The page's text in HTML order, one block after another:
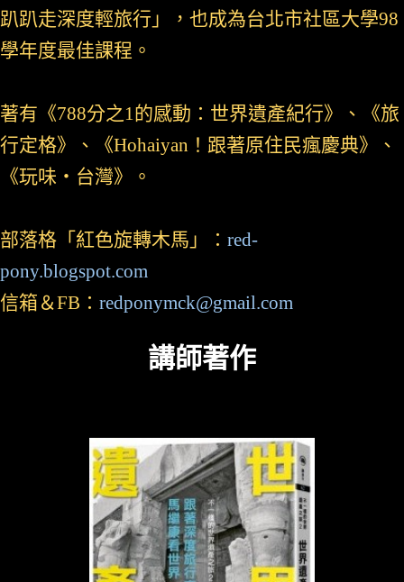
趴趴走深度輕旅行」，也成為台北市社區大學98
學年度最佳課程。
著有《788分之1的感動：世界遺產紀行》、《旅
行定格》、《Hohaiyan！跟著原住民瘋慶典》、
《玩味‧台灣》。
部落格「紅色旋轉木馬」： red-
pony.blogspot.com
信箱＆FB： redponymck@gmail.com
講師著作